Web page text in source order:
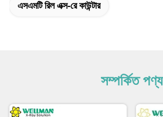
এসএমটি রিল এক্স-রে কাউন্টার
সম্পর্কিত পণ্য